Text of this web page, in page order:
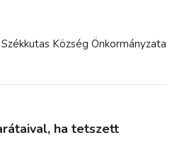
Székkutas Község Önkormányzata
ha tetszett